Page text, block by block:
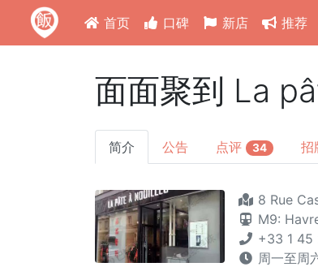
首页 口碑 新店 推荐
面面聚到 La
简介 公告 点评 34 招
8 Rue
M9:
+33 1 45
周一至周